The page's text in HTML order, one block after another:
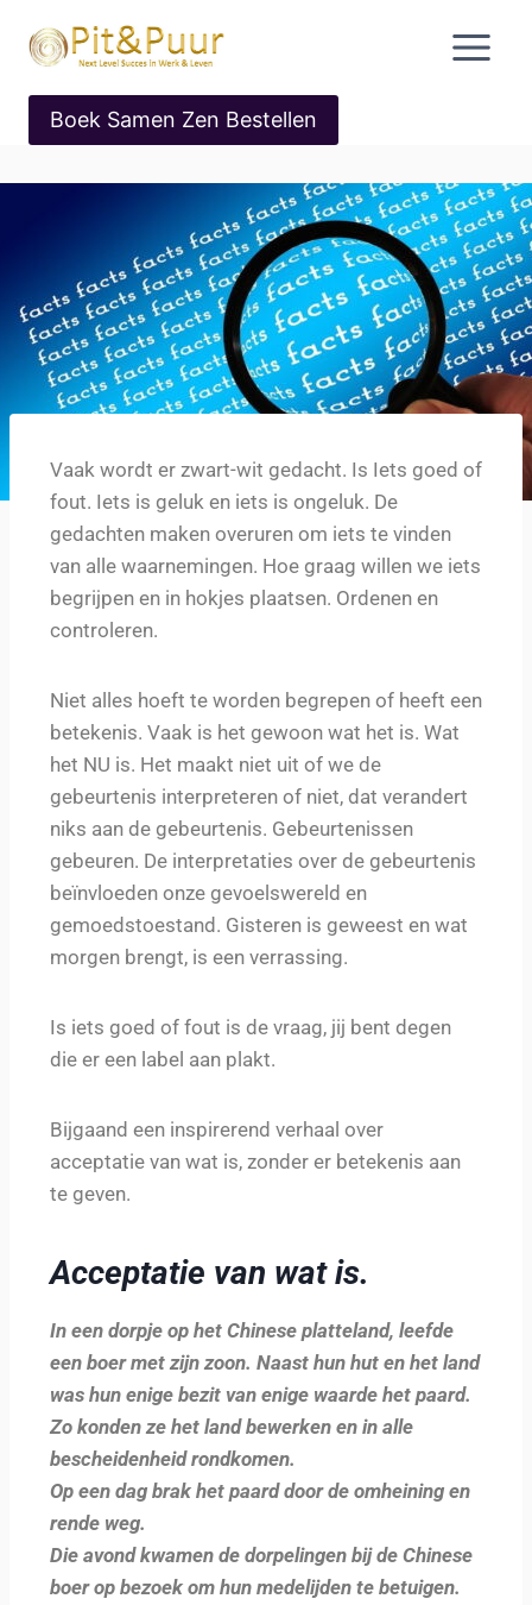
Boek Samen Zen Bestellen
Vaak wordt er zwart-wit gedacht. Is Iets goed of
fout. Iets is geluk en iets is ongeluk. De
gedachten maken overuren om iets te vinden
van alle waarnemingen. Hoe graag willen we iets
begrijpen en in hokjes plaatsen. Ordenen en
controleren.
Niet alles hoeft te worden begrepen of heeft een
betekenis. Vaak is het gewoon wat het is. Wat
het NU is. Het maakt niet uit of we de
gebeurtenis interpreteren of niet, dat verandert
niks aan de gebeurtenis. Gebeurtenissen
gebeuren. De interpretaties over de gebeurtenis
beïnvloeden onze gevoelswereld en
gemoedstoestand. Gisteren is geweest en wat
morgen brengt, is een verrassing.
Is iets goed of fout is de vraag, jij bent degen
die er een label aan plakt.
Bijgaand een inspirerend verhaal over
acceptatie van wat is, zonder er betekenis aan
te geven.
Acceptatie van wat is.
In een dorpje op het Chinese platteland, leefde
een boer met zijn zoon. Naast hun hut en het land
was hun enige bezit van enige waarde het paard.
Zo konden ze het land bewerken en in alle
bescheidenheid rondkomen.
Op een dag brak het paard door de omheining en
rende weg.
Die avond kwamen de dorpelingen bij de Chinese
boer op bezoek om hun medelijden te betuigen.